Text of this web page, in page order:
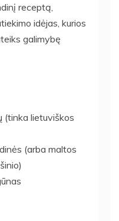
receptą,
idėjas, kurios
galimybę
(tinka lietuviškos
(arba maltos